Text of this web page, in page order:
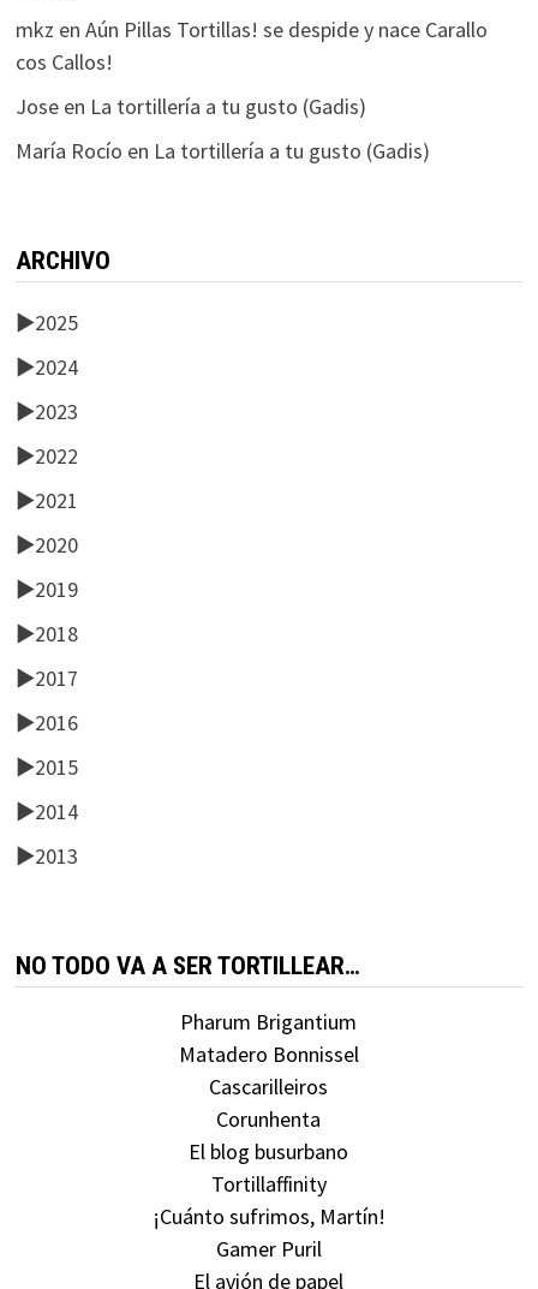
mkz en Aún Pillas Tortillas! se despide y nace Carallo
cos Callos!
Joseen La tortillería a tu gusto (Gadis)
María Rocío en La tortillería a tu gusto (Gadis)
ARCHIVO
►2025
►2024
►2023
►2022
►2021
►2020
►2019
►2018
►2017
►2016
►2015
►2014
►2013
NO TODO VA A SER TORTILLEAR…
Pharum Brigantium
Matadero Bonnissel
Cascarilleiros
Corunhenta
El blog busurbano
Tortillaffinity
¡Cuánto sufrimos, Martín!
Gamer Puril
El avión de papel